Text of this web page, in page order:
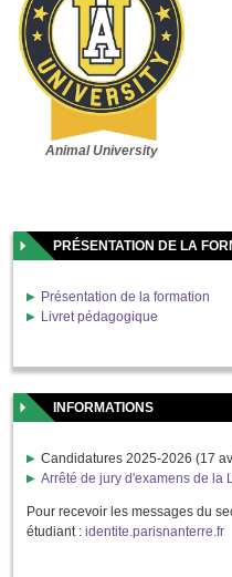
Animal University
PRÉSENTATION DE LA
Présentation de la formation
Livret pédagogique
INFORMATIONS
Candidatures 2025-2026 (17
Arrêté de jury d'examens de la
Pour recevoir les messages du
étudiant : identite.parisnanterre.fr